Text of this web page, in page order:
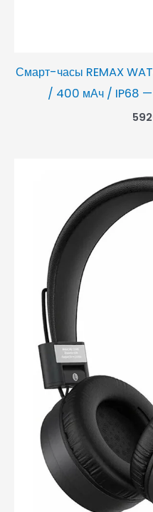
Смарт-часы REMAX
/ 400 мАч / IP68 —